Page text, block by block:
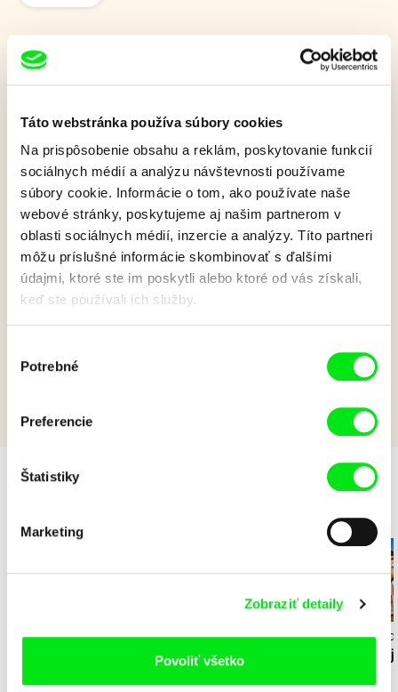
Táto webstránka používa súbory cookies
Na prispôsobenie obsahu a reklám, poskytovanie funkcií
sociálnych médií a analýzu návštevnosti používame
súbory cookie. Informácie o tom, ako používate naše
webové stránky, poskytujeme aj našim partnerom v
oblasti sociálnych médií, inzercie a analýzy. Títo partneri
môžu príslušné informácie skombinovať s ďalšími
údajmi, ktoré ste im poskytli alebo ktoré od vás získali,
keď ste používali ich služby.
súhlasu
Potrebné
Preferencie
Štatistiky
Marketing
Zobraziť detaily
Povoliť všetko
Dino Diplodok
Malý dinosaurus sníva o veľkom dobrodružstve a túži
preskúmať krásny, ale nebezpečný svet. Zistí však, že v
skutočnosti žije v komiksovom svete. Vďaka tomu je jeho
cesta ešte dobrodružnejšia a fantastickejšia, než spočiatku
očakával.
Zobraziť viac
Film bohužiaľ nie je k dispozícii :(
Lubomír Beneš
Michaël Bolufer, Fabien
Daphy
Pán Kartón: Smer jazdy
Kolja
KOYAA: